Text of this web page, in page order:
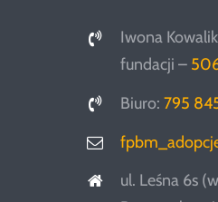
Iwona
fundacji –
Biuro:795
ul. Leśna 6s